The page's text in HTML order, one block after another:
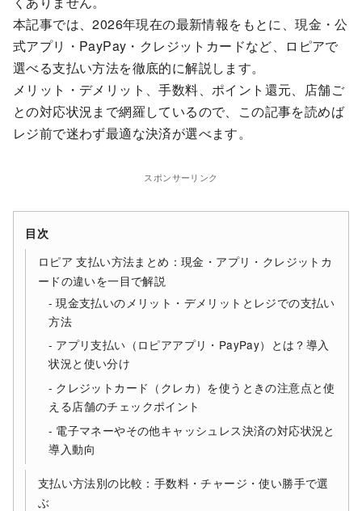
本記事では、2026年現在の最新情報をもとに、現金・公
式アプリ・PayPay・クレジットカードなど、ロピアで
選べる支払い方法を徹底的に解説します。
メリット・デメリット、手数料、ポイント還元、店舗ご
との対応状況まで網羅しているので、この記事を読めば
レジ前で迷わず最適な決済が選べます。
スポンサーリンク
目次
ロピア 支払い方法まとめ：現金・アプリ・クレジットカ
ードの違いを一目で解説
現金支払いのメリット・デメリットとレジでの支払い
方法
アプリ支払い（ロピアアプリ・PayPay）とは？導入
状況と使い分け
クレジットカード（クレカ）を使うときの注意点と使
える店舗のチェックポイント
電子マネーやその他キャッシュレス決済の対応状況と
導入動向
支払い方法別の比較：手数料・チャージ・使い勝手で選
ぶ